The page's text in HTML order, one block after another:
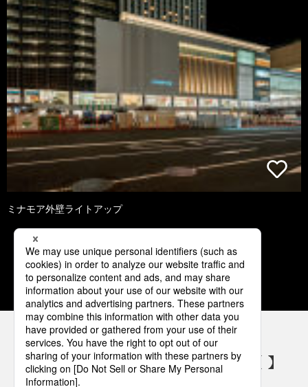
ミナモア外壁ライトアップ
1 2 3 4 5
パナソニックの電気設備 SNSアカウント